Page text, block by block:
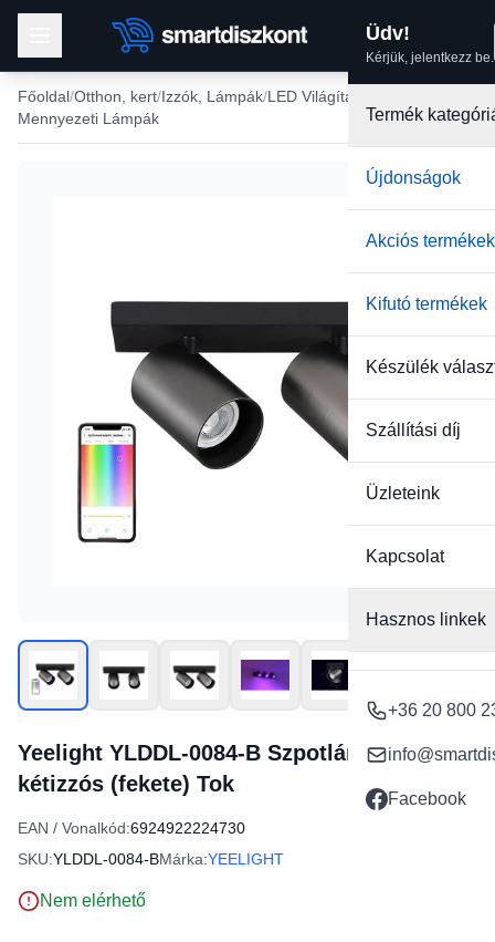
Üdv!
Kérjük, jelentkezz be.
Termék
Újdonságok
Akciós termékek
Kifutó termékek
Készülék
Szállítási díj
Üzleteink
Kapcsolat
Hasznos linkek
+36 20 800
Facebook
Főoldal Otthon, kert Izzók, Lámpák LED Világítások
Mennyezeti Lámpák
Yeelight YLDDL-0084-B Szpotlámpa,
kétizzós (fekete) Tok
EAN / Vonalkód:6924922224730
SKU:YLDDL-0084-BMárka:YEELIGHT
Nem elérhető